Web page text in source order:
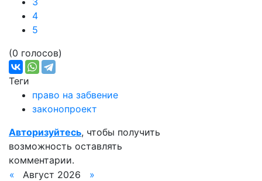
4
5
(0 голосов)
Теги
право на забвение
законопроект
Авторизуйтесь, чтобы получить
возможность оставлять
комментарии.
«
Август 2026
»